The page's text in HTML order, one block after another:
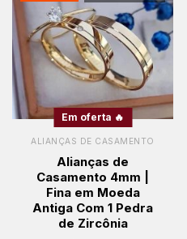
Em oferta 🔥
ALIANÇAS DE CASAMENTO
Alianças de
Casamento 4mm |
Fina em Moeda
Antiga Com 1 Pedra
de Zircônia